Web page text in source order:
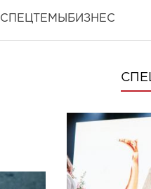
СПЕЦТЕМЫ БИЗНЕС